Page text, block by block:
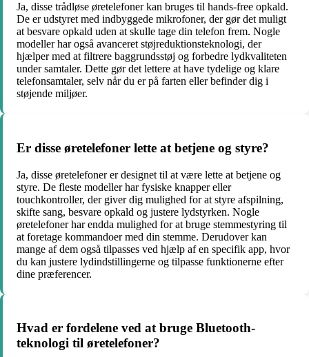
Ja, disse trådløse øretelefoner kan bruges til hands-free opkald.
De er udstyret med indbyggede mikrofoner, der gør det muligt
at besvare opkald uden at skulle tage din telefon frem. Nogle
modeller har også avanceret støjreduktionsteknologi, der
hjælper med at filtrere baggrundsstøj og forbedre lydkvaliteten
under samtaler. Dette gør det lettere at have tydelige og klare
telefonsamtaler, selv når du er på farten eller befinder dig i
støjende miljøer.
Er disse øretelefoner lette at betjene og styre?
Ja, disse øretelefoner er designet til at være lette at betjene og
styre. De fleste modeller har fysiske knapper eller
touchkontroller, der giver dig mulighed for at styre afspilning,
skifte sang, besvare opkald og justere lydstyrken. Nogle
øretelefoner har endda mulighed for at bruge stemmestyring til
at foretage kommandoer med din stemme. Derudover kan
mange af dem også tilpasses ved hjælp af en specifik app, hvor
du kan justere lydindstillingerne og tilpasse funktionerne efter
dine præferencer.
Hvad er fordelene ved at bruge Bluetooth-
teknologi til øretelefoner?